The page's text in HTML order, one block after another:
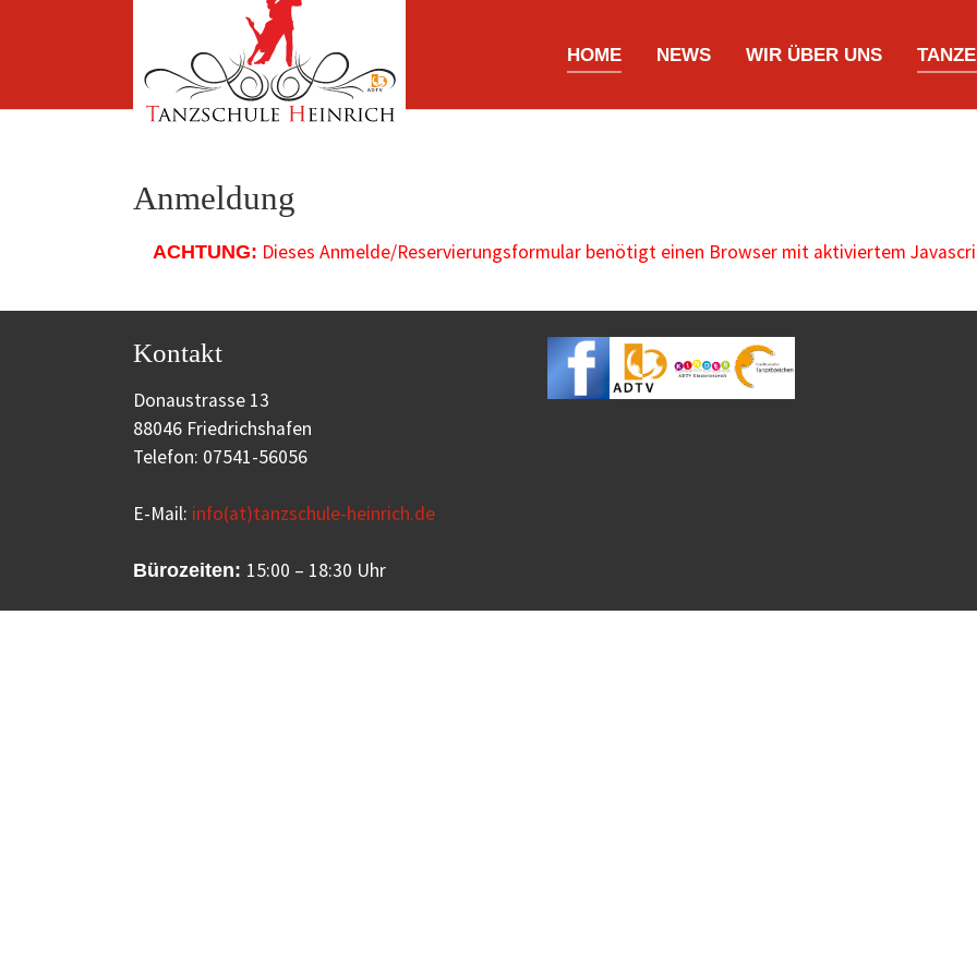
Zum Hauptinhalt springen
HOME NEWS WIR ÜBER UNS
Anmeldung
ACHTUNG: Dieses Anmelde/Reservierungsformular benötigt einen Browser mit aktiviertem
Kontakt
Donaustrasse 13
88046 Friedrichshafen
Telefon: 07541-56056
E-Mail: info(at)tanzschule-heinrich.de
Bürozeiten: 15:00 – 18:30 Uhr